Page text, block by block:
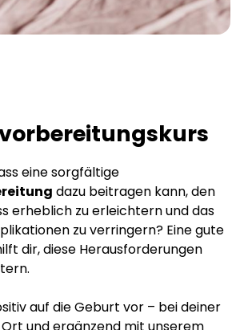
eine sorgfältige
dazu beitragen kann, den
erheblich zu erleichtern und das
zu verringern? Eine gute
dir, diese Herausforderungen
auf die Geburt vor – bei deiner